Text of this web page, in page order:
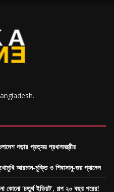
গড়ার প্রত্যয় প্রধানমন্ত্রীর
আরমান-মুক্তি ও শিবাসানু-জয় প্যানেল
কোনো ‘চতুর্থ ইডিয়ট’, গল্প ২০ বছর পরের!